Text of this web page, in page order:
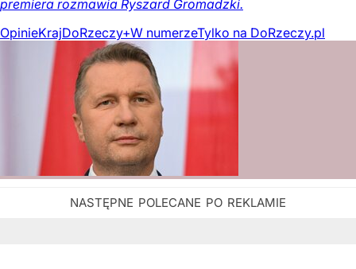
premiera rozmawia Ryszard Gromadzki.
OpinieKrajDoRzeczy+W numerzeTylko na DoRzeczy.pl